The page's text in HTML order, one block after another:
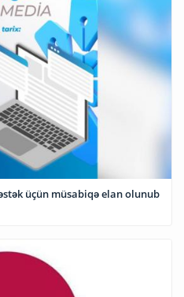
üçün müsabiqə elan olunub